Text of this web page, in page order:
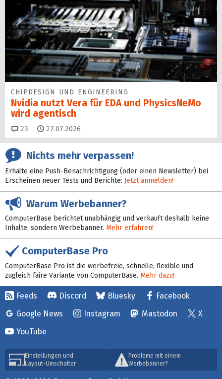
CHIPDESIGN UND ENGINEERING
Nvidia nutzt Vera für EDA und PhysicsNeMo
wird agentisch
23 Kommentare
27.07.2026
Nichts mehr verpassen!
Erhalte eine Push-Benachrichtigung (oder einen Newsletter) bei
Erscheinen neuer Tests und Berichte: Jetzt anmelden!
Warum Werbebanner?
ComputerBase berichtet unabhängig und verkauft deshalb keine
Inhalte, sondern Werbebanner. Mehr erfahren!
ComputerBase Pro
ComputerBase Pro ist die werbefreie, schnelle, flexible und
zugleich faire Variante von ComputerBase. Mehr dazu!
Feeds Discord Bluesky
Facebook
Google News
Instagram Mastodon
X
YouTube
Einstellungen und
Layout-Umschalter
Probleme mit einem
Werbebanner?